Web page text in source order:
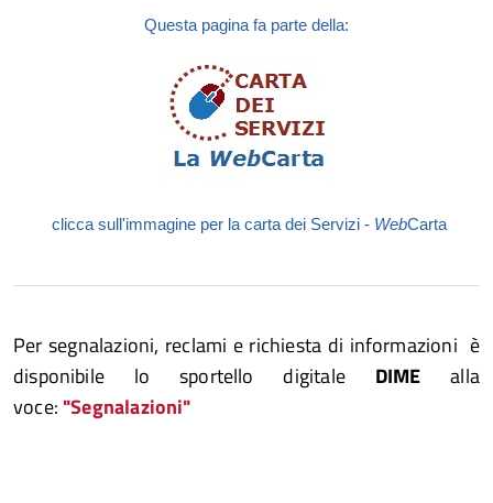
Questa pagina fa parte della:
clicca sull'immagine per la carta dei Servizi - WebCarta
Per segnalazioni, reclami e richiesta di informazioni è
disponibile lo sportello digitale DIMEalla
voce: "Segnalazioni"